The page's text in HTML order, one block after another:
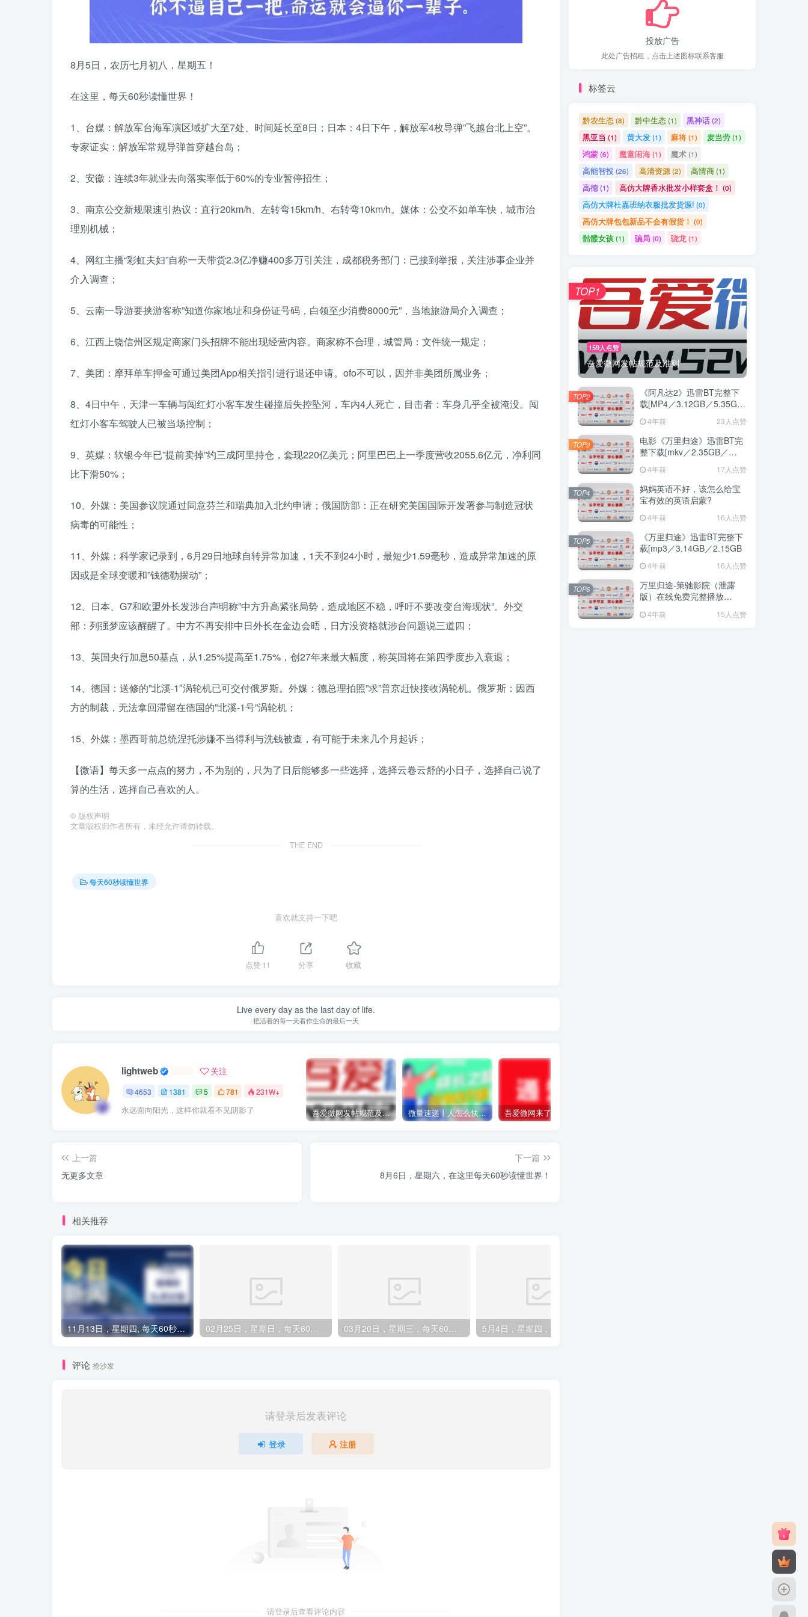
8月5日，农历七月初八，星期五！
在这里，每天60秒读懂世界！
1、台媒：解放军台海军演区域扩大至7处、时间延长至8日；日本：4日下午，解放军4枚导弹”飞越台北上空”。
专家证实：解放军常规导弹首穿越台岛；
2、安徽：连续3年就业去向落实率低于60%的专业暂停招生；
3、南京公交新规限速引热议：直行20km/h、左转弯15km/h、右转弯10km/h。媒体：公交不如单车快，城市治
理别机械；
4、网红主播“彩虹夫妇”自称一天带货2.3亿净赚400多万引关注，成都税务部门：已接到举报，关注涉事企业并
介入调查；
5、云南一导游要挟游客称”知道你家地址和身份证号码，白领至少消费8000元”，当地旅游局介入调查；
6、江西上饶信州区规定商家门头招牌不能出现经营内容。商家称不合理，城管局：文件统一规定；
7、美团：摩拜单车押金可通过美团App相关指引进行退还申请。ofo不可以，因并非美团所属业务；
8、4日中午，天津一车辆与闯红灯小客车发生碰撞后失控坠河，车内4人死亡，目击者：车身几乎全被淹没。闯
红灯小客车驾驶人已被当场控制；
9、英媒：软银今年已”提前卖掉”约三成阿里持仓，套现220亿美元；阿里巴巴上一季度营收2055.6亿元，净利同
比下滑50%；
10、外媒：美国参议院通过同意芬兰和瑞典加入北约申请；俄国防部：正在研究美国国际开发署参与制造冠状
病毒的可能性；
11、外媒：科学家记录到，6月29日地球自转异常加速，1天不到24小时，最短少1.59毫秒，造成异常加速的原
因或是全球变暖和”钱德勒摆动”；
12、日本、G7和欧盟外长发涉台声明称”中方升高紧张局势，造成地区不稳，呼吁不要改变台海现状”。外交
部：列强梦应该醒醒了。中方不再安排中日外长在金边会晤，日方没资格就涉台问题说三道四；
13、英国央行加息50基点，从1.25%提高至1.75%，创27年来最大幅度，称英国将在第四季度步入衰退；
14、德国：送修的”北溪-1″涡轮机已可交付俄罗斯。外媒：德总理拍照”求”普京赶快接收涡轮机。俄罗斯：因西
方的制裁，无法拿回滞留在德国的”北溪-1号”涡轮机；
15、外媒：墨西哥前总统涅托涉嫌不当得利与洗钱被查，有可能于未来几个月起诉；
【微语】每天多一点点的努力，不为别的，只为了日后能够多一些选择，选择云卷云舒的小日子，选择自己说了
算的生活，选择自己喜欢的人。
© 版权声明
文章版权归作者所有，未经允许请勿转载。
THE END
每天60秒读懂世界
喜欢就支持一下吧
点赞11 分享 收藏
Live every day as the last day of life.
把活着的每一天看作生命的最后一天
lightweb 关注
4653 1381 5 781 231W+
永远面向阳光，这样你就看不见阴影了 吾爱微网发帖规范及准则 微量速递丨人怎么快速成长？ 吾爱微网来了
上一篇
无更多文章
下一篇
8月6日，星期六，在这里每天60秒读懂世界！
相关推荐
11月13日，星期四, 每天60秒读懂全世界！ 02月25日，星期日，每天60秒读懂全世界！ 03月20日，星期三，每天60秒读懂全世界！
评论 抢沙发
请登录后发表评论
登录 注册
请登录后查看评论内容
投放广告
此处广告招租，点击上述图标联系客服
标签云
黔农生态(8) 黔中生态(1) 黑神话(2)
黑亚当 (1) 黄大发(1) 麻将(1) 麦当劳(1)
鸿蒙(6) 魔童闹海(1) 魔术(1)
高能智投(26) 高清资源(2) 高情商(1)
高德(1) 高仿大牌香水批发小样套盒！ (0)
高仿大牌杜嘉班纳衣服批发货源! (0)
高仿大牌包包新品不会有假货！ (0)
骷髅女孩(1) 骗局 (0) 骁龙 (1)
159人点赞
吾爱微网发帖规范及准则
TOP1
《阿凡达2》迅雷BT完整下
载[MP4／3.12GB／5.35GB]
4年前 23人点赞
TOP2
电影《万里归途》迅雷BT完
整下载[mkv／2.35GB／
4年前 17人点赞
TOP3
妈妈英语不好，该怎么给宝
宝有效的英语启蒙?
4年前 16人点赞
TOP4
《万里归途》迅雷BT完整下
载[mp3／3.14GB／2.15GB
4年前 16人点赞
TOP5
万里归途-策驰影院（泄露
版）在线免费完整播放
4年前 15人点赞
TOP6